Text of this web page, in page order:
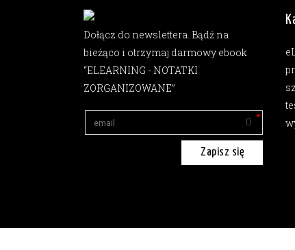
Dołącz do newslettera. Bądź na
bieżąco i otrzymaj darmowy ebook
“ELEARNING - NOTATKI
ZORGANIZOWANE”
Zapisz się